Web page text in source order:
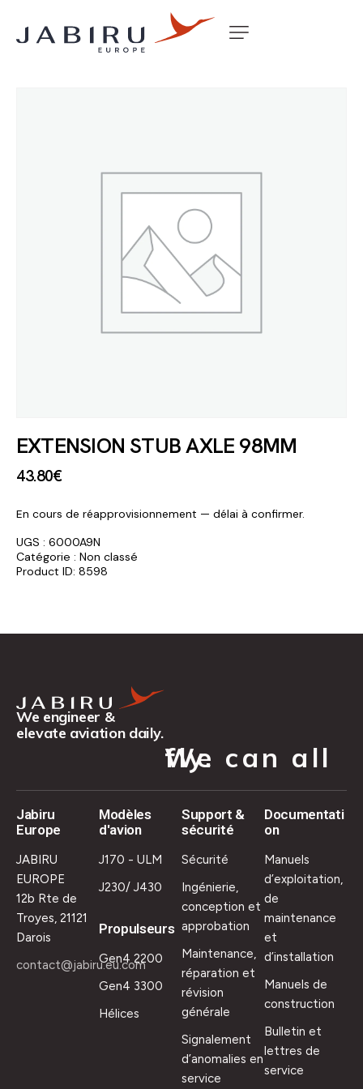
Accueil Non classé
EXTENSION STUB AXLE 98MM
43.80€
En cours de réapprovisionnement — délai à confirmer.
UGS : 6000A9N
Catégorie : Non classé
Product ID: 8598
We engineer &
elevate aviation daily.
We can all fly.
Jabiru
Europe
JABIRU
EUROPE
12b Rte de
Troyes, 21121
Darois
contact@jabiru.eu.com
Modèles
d'avion
J170 - ULM
J230/ J430
Propulseurs
Gen4 2200
Gen4 3300
Hélices
Support &
sécurité
Sécurité
Ingénierie,
conception et
approbation
Maintenance,
réparation et
révision
générale
Signalement
d’anomalies en
service
Documentati
on
Manuels
d’exploitation,
de
maintenance
et
d’installation
Manuels de
construction
Bulletin et
lettres de
service